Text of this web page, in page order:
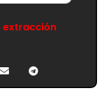
extracción